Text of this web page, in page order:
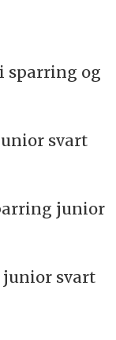
i sparring og
svart
junior
junior svart